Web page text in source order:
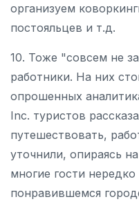
организуем
постояльцев и т.д.
10. Тоже "совсем не
работники. На них
опрошенных
Inc. туристов
путешествовать,
уточнили, опираясь
многие гости
понравившемся